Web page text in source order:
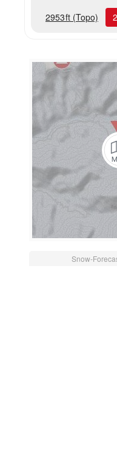
2953ft (Topo)
Snow-